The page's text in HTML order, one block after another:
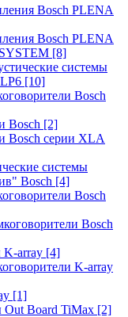
Bosch PLENA
Bosch PLENA
[8]
системы
[10]
Bosch
Bosch [2]
Bosch серии XLA
системы
Bosch [4]
Bosch
Bosch
K-array [4]
K-array
[1]
Board TiMax [2]